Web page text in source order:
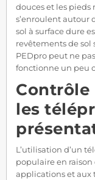
douces et les pieds
s’enroulent autour
sol à surface dure
revêtements de sol
PEDpro peut ne
fonctionne un peu
Contrôle
les
L’utilisation d’un
populaire en raison
applications et aux